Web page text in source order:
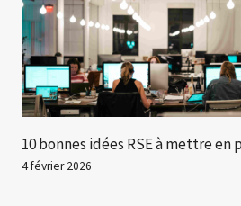
10 bonnes idées RSE à mettre
4 février 2026